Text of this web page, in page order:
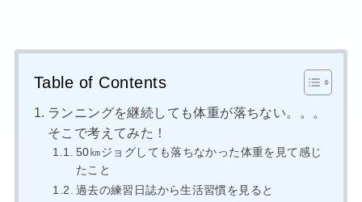
Table of Contents
ランニングを継続しても体重が落ちない。。。
そこで考えてみた！
50㎞ジョグしても落ちなかった体重を見て感じ
たこと
過去の練習日誌から生活習慣を見ると